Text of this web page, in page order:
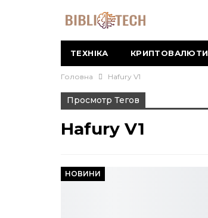
ТЕХНІКА КРИПТОВАЛЮТИ
Головна Hafury V1
Просмотр Тегов
Hafury V1
НОВИНИ